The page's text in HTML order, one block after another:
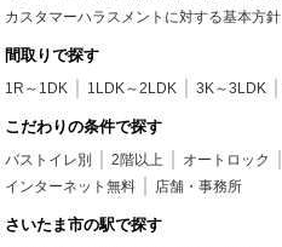
カスタマーハラスメントに対する基本方針
間取りで探す
1R～1DK 1LDK～2LDK 3K～3LDK
こだわりの条件で探す
バストイレ別 2階以上 オートロック
インターネット無料
店舗・事務所
さいたま市の駅で探す